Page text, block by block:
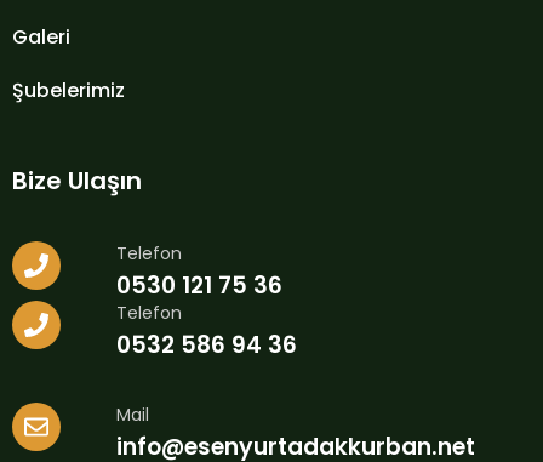
Galeri
Şubelerimiz
Bize Ulaşın
Telefon
0530 121 75 36
Telefon
0532 586 94 36
Mail
info@esenyurtadakkurban.net